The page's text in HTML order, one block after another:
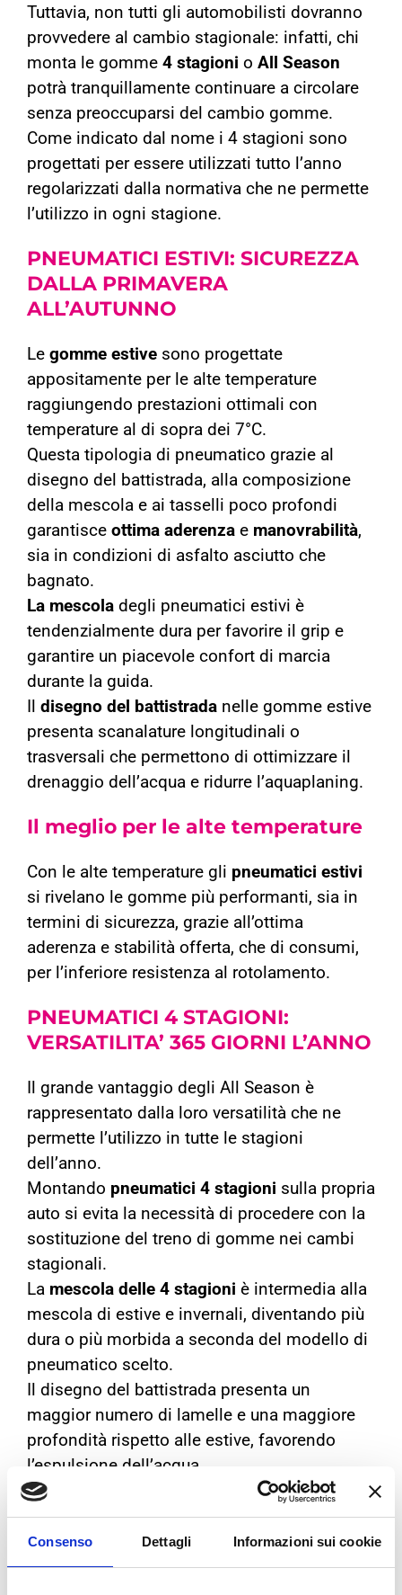
Consenso Dettagli Informazioni sui cookie
Tuttavia, non tutti gli automobilisti dovranno
provvedere al cambio stagionale: infatti, chi
monta le gomme 4 stagioni o All Season
potrà tranquillamente continuare a circolare
senza preoccuparsi del cambio gomme.
Come indicato dal nome i 4 stagioni sono
progettati per essere utilizzati tutto l’anno
regolarizzati dalla normativa che ne permette
l’utilizzo in ogni stagione.
PNEUMATICI ESTIVI: SICUREZZA
DALLA PRIMAVERA
ALL’AUTUNNO
Le gomme estive sono progettate
appositamente per le alte temperature
raggiungendo prestazioni ottimali con
temperature al di sopra dei 7°C.
Questa tipologia di pneumatico grazie al
disegno del battistrada, alla composizione
della mescola e ai tasselli poco profondi
garantisce ottima aderenza e manovrabilità,
sia in condizioni di asfalto asciutto che
bagnato.
La mescola degli pneumatici estivi è
tendenzialmente dura per favorire il grip e
garantire un piacevole confort di marcia
durante la guida.
disegno del battistrada nelle gomme estive
presenta scanalature longitudinali o
trasversali che permettono di ottimizzare il
drenaggio dell’acqua e ridurre l’aquaplaning.
Il meglio per le alte temperature
Con le alte temperature gli pneumatici estivi
si rivelano le gomme più performanti, sia in
termini di sicurezza, grazie all’ottima
aderenza e stabilità offerta, che di consumi,
per l’inferiore resistenza al rotolamento.
PNEUMATICI 4 STAGIONI:
VERSATILITA’ 365 GIORNI L’ANNO
Il grande vantaggio degli All Season è
rappresentato dalla loro versatilità che ne
permette l’utilizzo in tutte le stagioni
dell’anno.
Montando pneumatici 4 stagioni sulla propria
auto si evita la necessità di procedere con la
sostituzione del treno di gomme nei cambi
stagionali.
La mescola delle 4 stagioni è intermedia alla
mescola di estive e invernali, diventando più
dura o più morbida a seconda del modello di
pneumatico scelto.
Il disegno del battistrada presenta un
maggior numero di lamelle e una maggiore
profondità rispetto alle estive, favorendo
l’espulsione dell’acqua.
Vuoi saperne di più sugli pneumatici 4
stagioni? Leggi il nostro approfondimento: